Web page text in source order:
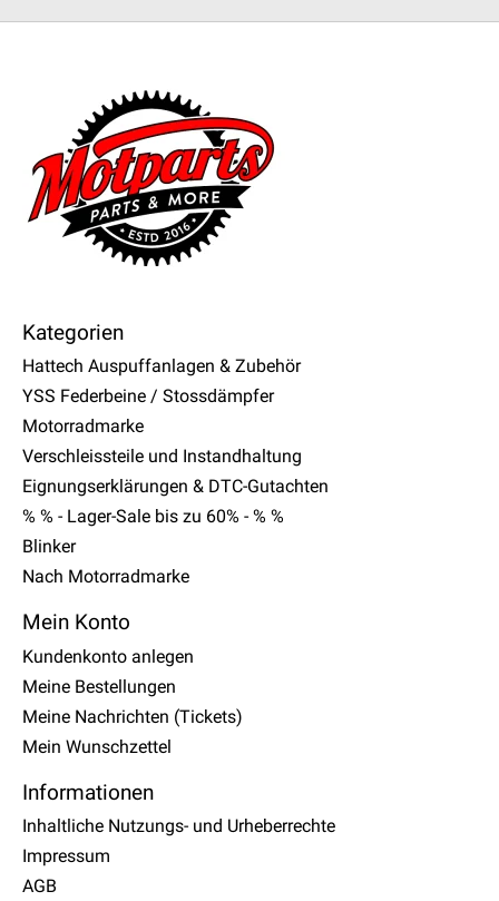
Kategorien
Hattech Auspuffanlagen & Zubehör
YSS Federbeine / Stossdämpfer
Motorradmarke
Verschleissteile und Instandhaltung
Eignungserklärungen & DTC-Gutachten
% % - Lager-Sale bis zu 60% - % %
Blinker
Nach Motorradmarke
Mein Konto
Kundenkonto anlegen
Meine Bestellungen
Meine Nachrichten (Tickets)
Mein Wunschzettel
Informationen
Inhaltliche Nutzungs- und Urheberrechte
Impressum
AGB